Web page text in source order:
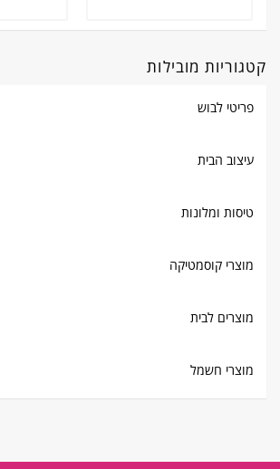
קטגוריות מובילות
פריטי לבוש
עיצוב הבית
טיסות ומלונות
מוצרי קוסמטיקה
מוצרים לבית
מוצרי חשמל